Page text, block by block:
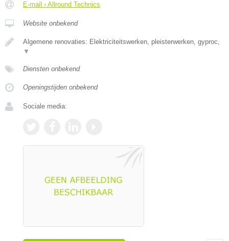
E-mail › Allround Technics
Website onbekend
Algemene renovaties: Elektriciteitswerken, pleisterwerken, gyproc,
▼
Diensten onbekend
Openingstijden onbekend
Sociale media: